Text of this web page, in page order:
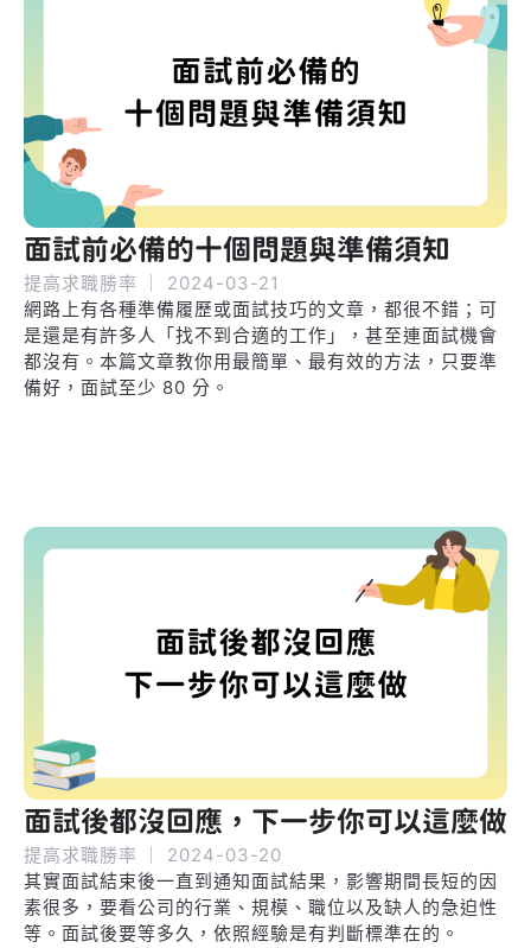
面試前必備的十個問題與準備須知
提高求職勝率
2024-03-21
網路上有各種準備履歷或面試技巧的文章，都很不錯；可
是還是有許多人「找不到合適的工作」，甚至連面試機會
都沒有。本篇文章教你用最簡單、最有效的方法，只要準
備好，面試至少 80 分。
面試後都沒回應，下一步你可以這麼做
提高求職勝率
2024-03-20
其實面試結束後一直到通知面試結果，影響期間長短的因
素很多，要看公司的行業、規模、職位以及缺人的急迫性
等。面試後要等多久，依照經驗是有判斷標準在的。